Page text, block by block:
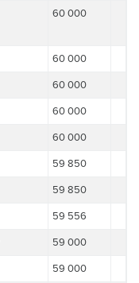
60 000
60 000
60 000
60 000
60 000
59 850
59 850
59 556
59 000
59 000